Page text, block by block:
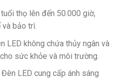
thọ lên đến 50.000 giờ,
bảo trì.
LED không chứa thủy ngân và
sức khỏe và môi trường.
LED cung cấp ánh sáng